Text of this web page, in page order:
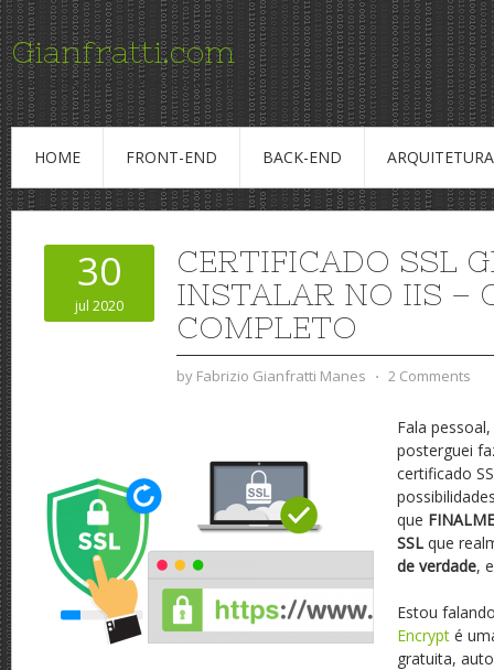
Gianfratti.com
Conteudo para Profissionais de TI
HOME FRONT-END BACK-END ARQUITETURA
30
jul 2020
CERTIFICADO SSL
INSTALAR NO IIS –
COMPLETO
by Fabrizio Gianfratti Manes ⋅ 2 Comments
Fala
posterguei
certificado
que
SSL que
de verdade,
Estou
Encrypt é
gratuita,